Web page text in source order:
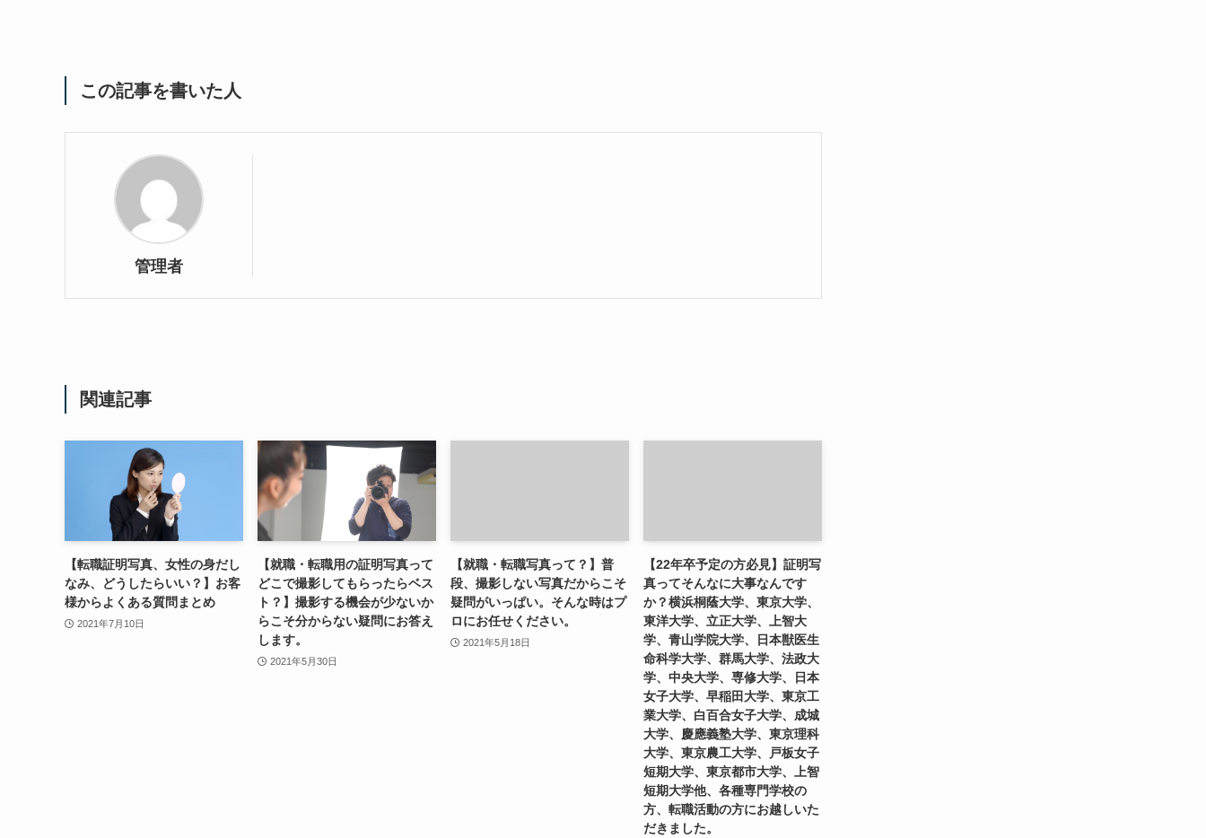
この記事を書いた人
管理者
関連記事
【転職証明写真、女性の身だし
なみ、どうしたらいい？】お客
様からよくある質問まとめ
2021年7月10日
【就職・転職用の証明写真って
どこで撮影してもらったらベス
ト？】撮影する機会が少ないか
らこそ分からない疑問にお答え
します。
2021年5月30日
【就職・転職写真って？】普
段、撮影しない写真だからこそ
疑問がいっぱい。そんな時はプ
ロにお任せください。
2021年5月18日
【22年卒予定の方必見】証明写
真ってそんなに大事なんです
か？横浜桐蔭大学、東京大学、
東洋大学、立正大学、上智大
学、青山学院大学、日本獣医生
命科学大学、群馬大学、法政大
学、中央大学、専修大学、日本
女子大学、早稲田大学、東京工
業大学、白百合女子大学、成城
大学、慶應義塾大学、東京理科
大学、東京農工大学、戸板女子
短期大学、東京都市大学、上智
短期大学他、各種専門学校の
方、転職活動の方にお越しいた
だきました。